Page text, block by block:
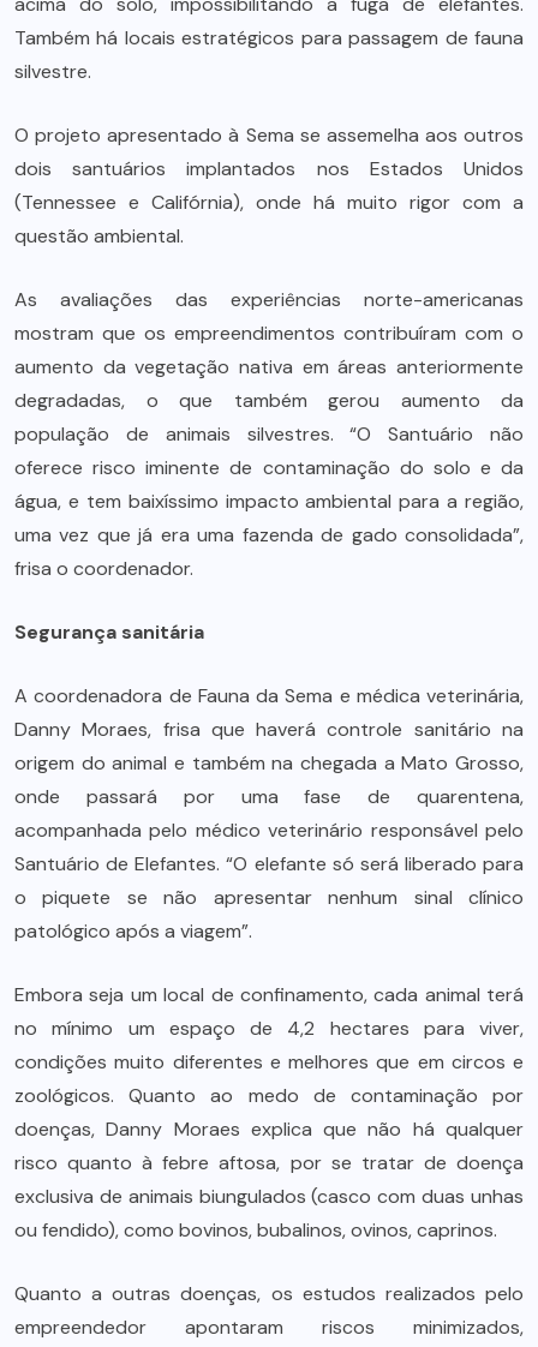
Também há locais estratégicos para passagem de fauna
silvestre.
O projeto apresentado à Sema se assemelha aos outros
dois santuários implantados nos Estados Unidos
(Tennessee e Califórnia), onde há muito rigor com a
questão ambiental.
As avaliações das experiências norte-americanas
mostram que os empreendimentos contribuíram com o
aumento da vegetação nativa em áreas anteriormente
degradadas, o que também gerou aumento da
população de animais silvestres. “O Santuário não
oferece risco iminente de contaminação do solo e da
água, e tem baixíssimo impacto ambiental para a região,
uma vez que já era uma fazenda de gado consolidada”,
frisa o coordenador.
Segurança sanitária
A coordenadora de Fauna da Sema e médica veterinária,
Danny Moraes, frisa que haverá controle sanitário na
origem do animal e também na chegada a Mato Grosso,
onde passará por uma fase de quarentena,
acompanhada pelo médico veterinário responsável pelo
Santuário de Elefantes. “O elefante só será liberado para
o piquete se não apresentar nenhum sinal clínico
patológico após a viagem”.
Embora seja um local de confinamento, cada animal terá
no mínimo um espaço de 4,2 hectares para viver,
condições muito diferentes e melhores que em circos e
zoológicos. Quanto ao medo de contaminação por
doenças, Danny Moraes explica que não há qualquer
risco quanto à febre aftosa, por se tratar de doença
exclusiva de animais biungulados (casco com duas unhas
ou fendido), como bovinos, bubalinos, ovinos, caprinos.
Quanto a outras doenças, os estudos realizados pelo
empreendedor apontaram riscos minimizados,